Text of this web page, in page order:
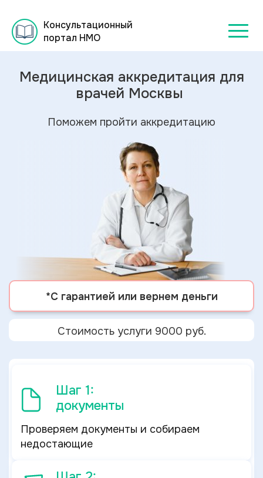
Консультационный
портал НМО
Медицинская аккредитация для
врачей Москвы
Поможем пройти аккредитацию
*С гарантией или вернем деньги
Стоимость услуги 9000 руб.
Шаг 1:
документы
Проверяем документы и собираем
недостающие